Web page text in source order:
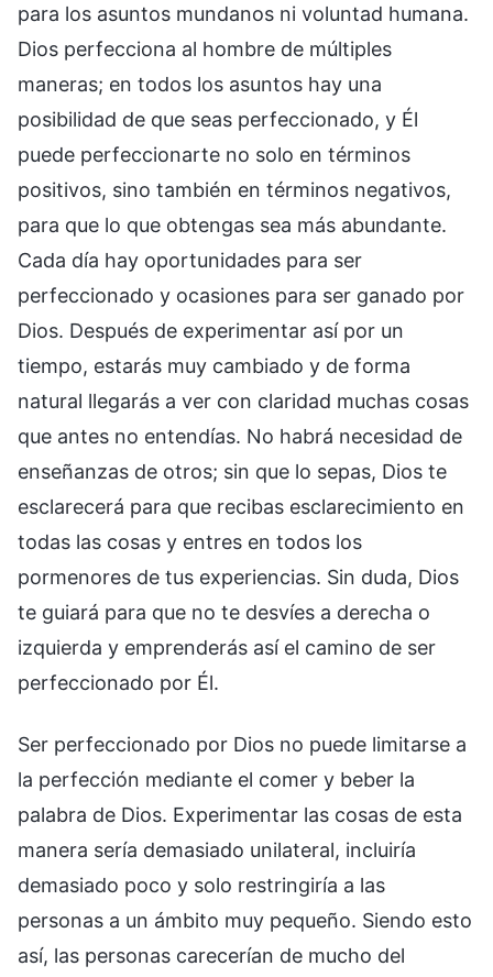
para los asuntos mundanos ni voluntad humana.
Dios perfecciona al hombre de múltiples
maneras; en todos los asuntos hay una
posibilidad de que seas perfeccionado, y Él
puede perfeccionarte no solo en términos
positivos, sino también en términos negativos,
para que lo que obtengas sea más abundante.
Cada día hay oportunidades para ser
perfeccionado y ocasiones para ser ganado por
Dios. Después de experimentar así por un
tiempo, estarás muy cambiado y de forma
natural llegarás a ver con claridad muchas cosas
que antes no entendías. No habrá necesidad de
enseñanzas de otros; sin que lo sepas, Dios te
esclarecerá para que recibas esclarecimiento en
todas las cosas y entres en todos los
pormenores de tus experiencias. Sin duda, Dios
te guiará para que no te desvíes a derecha o
izquierda y emprenderás así el camino de ser
perfeccionado por Él.
Ser perfeccionado por Dios no puede limitarse a
la perfección mediante el comer y beber la
palabra de Dios. Experimentar las cosas de esta
manera sería demasiado unilateral, incluiría
demasiado poco y solo restringiría a las
personas a un ámbito muy pequeño. Siendo esto
así, las personas carecerían de mucho del